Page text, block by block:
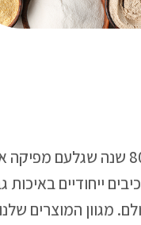
כבר מעל 80 שנה שגלעם
ייחודיים
מגוון המוצרים